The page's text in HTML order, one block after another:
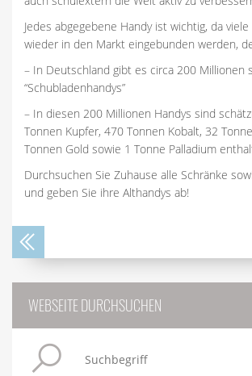
Jedes abgegebene Handy ist wichtig, da
wieder in den Markt eingebunden werden,
– In Deutschland gibt es circa 200 Millionen
“Schubladenhandys”
– In diesen 200 Millionen Handys sind
Tonnen Kupfer, 470 Tonnen Kobalt, 32
Tonnen Gold sowie 1 Tonne Palladium
Durchsuchen Sie Zuhause alle Schränke
und geben Sie ihre Althandys ab!
WEBSEITE DURCHSUCHEN